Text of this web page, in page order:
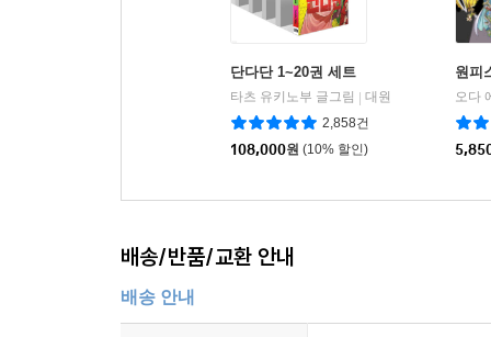
단다단 1~20권 세트
타츠 유키노부 글그림
대원
2,858건
108,000원 (10% 할인)
원피
오다
배송/반품/교환 안내
배송 안내